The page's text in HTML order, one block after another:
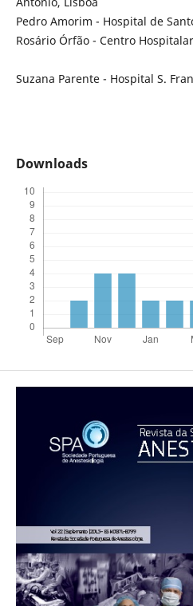
Pedro Amorim - Hospital de
Rosário Órfão - Centro
Suzana Parente - Hospital S.
Downloads